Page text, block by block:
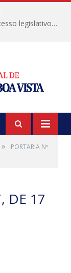
Câmara Municipal informa calendário de recesso legislativo de julho
»
PORTARIA Nº
DE 17